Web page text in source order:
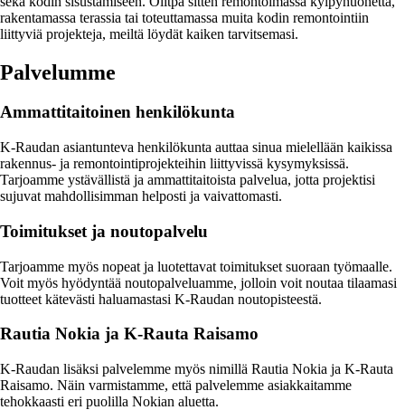
rakentamassa terassia tai toteuttamassa muita kodin remontointiin
liittyviä projekteja, meiltä löydät kaiken tarvitsemasi.
Palvelumme
Ammattitaitoinen henkilökunta
K-Raudan asiantunteva henkilökunta auttaa sinua mielellään kaikissa
rakennus- ja remontointiprojekteihin liittyvissä kysymyksissä.
Tarjoamme ystävällistä ja ammattitaitoista palvelua, jotta projektisi
sujuvat mahdollisimman helposti ja vaivattomasti.
Toimitukset ja noutopalvelu
Tarjoamme myös nopeat ja luotettavat toimitukset suoraan työmaalle.
Voit myös hyödyntää noutopalveluamme, jolloin voit noutaa tilaamasi
tuotteet kätevästi haluamastasi K-Raudan noutopisteestä.
Rautia Nokia ja K-Rauta Raisamo
K-Raudan lisäksi palvelemme myös nimillä Rautia Nokia ja K-Rauta
Raisamo. Näin varmistamme, että palvelemme asiakkaitamme
tehokkaasti eri puolilla Nokian aluetta.